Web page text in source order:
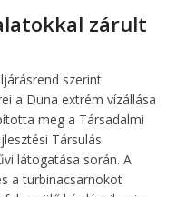
zárult
szerint
a Duna extrém vízállása
meg a Társadalmi
Társulás
látogatása során. A
a turbinacsarnokot